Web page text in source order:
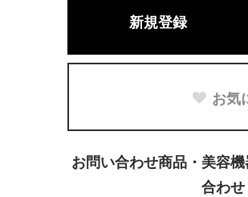
新規登録
お気
お問い合わせ商品・美容
合わ